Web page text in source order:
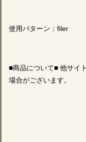
使用パターン：filer
■商品について■ 他サイ
場合がございます。